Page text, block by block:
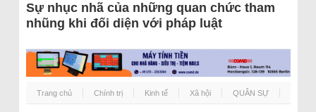
Sự nhục nhã của những quan chức tham
nhũng khi đối diện với pháp luật
Trang chủ Chính trị Kinh tế Xã hội QUÂN SỰ